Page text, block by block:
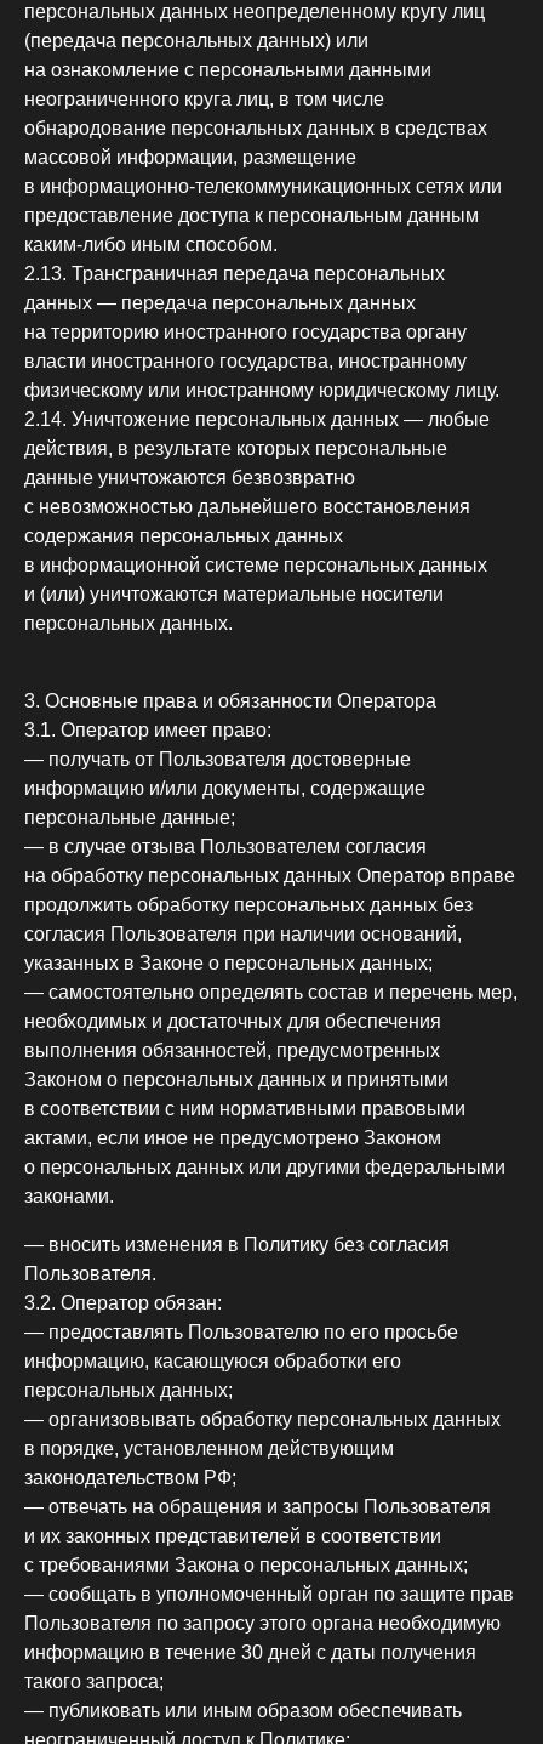
персональных данных неопределенному кругу лиц
(передача персональных данных) или
на ознакомление с персональными данными
неограниченного круга лиц, в том числе
обнародование персональных данных в средствах
массовой информации, размещение
в информационно-телекоммуникационных сетях или
предоставление доступа к персональным данным
каким-либо иным способом.
2.13. Трансграничная передача персональных
данных — передача персональных данных
на территорию иностранного государства органу
власти иностранного государства, иностранному
физическому или иностранному юридическому лицу.
2.14. Уничтожение персональных данных — любые
действия, в результате которых персональные
данные уничтожаются безвозвратно
с невозможностью дальнейшего восстановления
содержания персональных данных
в информационной системе персональных данных
и (или) уничтожаются материальные носители
персональных данных.
3. Основные права и обязанности Оператора
3.1. Оператор имеет право:
— получать от Пользователя достоверные
информацию и/или документы, содержащие
персональные данные;
— в случае отзыва Пользователем согласия
на обработку персональных данных Оператор вправе
продолжить обработку персональных данных без
согласия Пользователя при наличии оснований,
указанных в Законе о персональных данных;
— самостоятельно определять состав и перечень мер,
необходимых и достаточных для обеспечения
выполнения обязанностей, предусмотренных
Законом о персональных данных и принятыми
в соответствии с ним нормативными правовыми
актами, если иное не предусмотрено Законом
о персональных данных или другими федеральными
законами.
— вносить изменения в Политику без согласия
Пользователя.
3.2. Оператор обязан:
— предоставлять Пользователю по его просьбе
информацию, касающуюся обработки его
персональных данных;
— организовывать обработку персональных данных
в порядке, установленном действующим
законодательством РФ;
— отвечать на обращения и запросы Пользователя
и их законных представителей в соответствии
с требованиями Закона о персональных данных;
— сообщать в уполномоченный орган по защите прав
Пользователя по запросу этого органа необходимую
информацию в течение 30 дней с даты получения
такого запроса;
— публиковать или иным образом обеспечивать
неограниченный доступ к Политике;